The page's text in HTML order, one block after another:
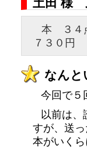
本 ３
７３０円
なんと
今回で５
以前は
すが、送
本がいく